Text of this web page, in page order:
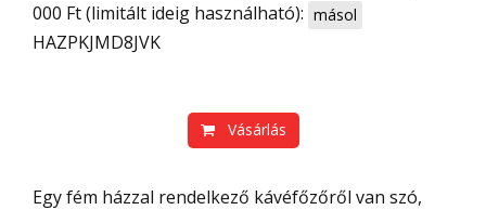
000 Ft (limitált ideig használható): másol
HAZPKJMD8JVK
Vásárlás
Egy fém házzal rendelkező kávéfőzőről van szó,